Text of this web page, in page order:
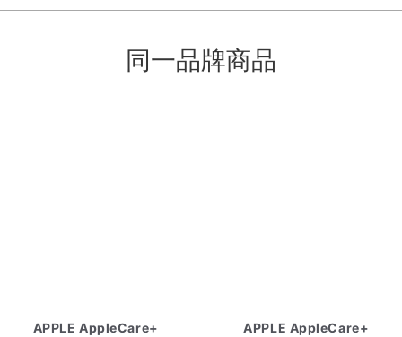
同一品牌商品
APPLE AppleCare+
APPLE AppleCare+